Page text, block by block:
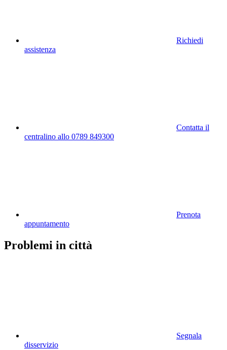
Richiedi
assistenza
Contatta il
centralino allo 0789 849300
Prenota
appuntamento
Problemi in città
Segnala
disservizio